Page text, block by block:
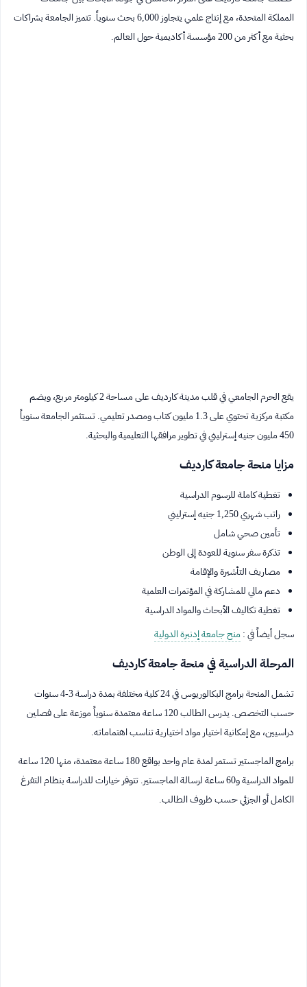
المملكة المتحدة، مع إنتاج علمي يتجاوز 6,000 بحث سنوياً. تتميز الجامعة بشراكات
بحثية مع أكثر من 200 مؤسسة أكاديمية حول العالم.
يقع الحرم الجامعي في قلب مدينة كارديف على مساحة 2 كيلومتر مربع، ويضم
مكتبة مركزية تحتوي على 1.3 مليون كتاب ومصدر تعليمي. تستثمر الجامعة سنوياً
450 مليون جنيه إسترليني في تطوير مرافقها التعليمية والبحثية.
مزايا منحة جامعة كارديف
تغطية كاملة للرسوم الدراسية
راتب شهري 1,250 جنيه إسترليني
تأمين صحي شامل
تذكرة سفر سنوية للعودة إلى الوطن
مصاريف التأشيرة والإقامة
دعم مالي للمشاركة في المؤتمرات العلمية
تغطية تكاليف الأبحاث والمواد الدراسية
سجل أيضاً في :منح جامعة إدنبرة الدولية
المرحلة الدراسية في منحة جامعة كارديف
تشمل المنحة برامج البكالوريوس في 24 كلية مختلفة بمدة دراسة 3-4 سنوات
حسب التخصص. يدرس الطالب 120 ساعة معتمدة سنوياً موزعة على فصلين
دراسيين، مع إمكانية اختيار مواد اختيارية تناسب اهتماماته.
برامج الماجستير تستمر لمدة عام واحد بواقع 180 ساعة معتمدة، منها 120 ساعة
للمواد الدراسية و60 ساعة لرسالة الماجستير. تتوفر خيارات للدراسة بنظام التفرغ
الكامل أو الجزئي حسب ظروف الطالب.